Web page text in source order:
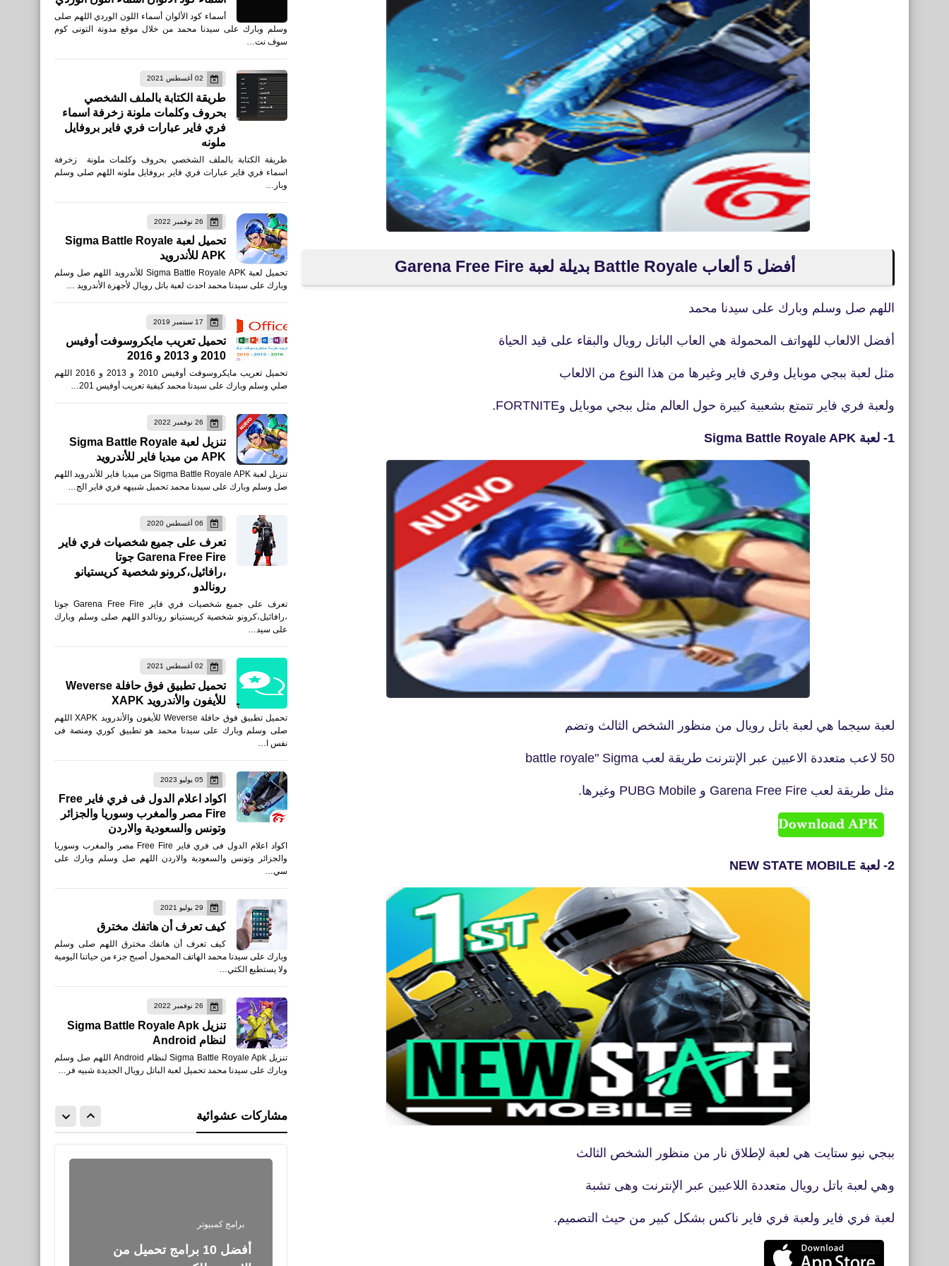
أفضل 5 ألعاب Battle Royale بديلة لعبة Garena Free Fire
اللهم صل وسلم وبارك على سيدنا محمد
أفضل الالعاب للهواتف المحمولة هي العاب الباتل رويال والبقاء على قيد الحياة
مثل لعبة ببجي موبايل وفري فاير وغيرها من هذا النوع من الالعاب
ولعبة فري فاير تتمتع بشعبية كبيرة حول العالم مثل ببجي موبايل وFORTNITE.
1- لعبة Sigma Battle Royale APK
لعبة سيجما هي لعبة باتل رويال من منظور الشخص الثالث وتضم
50 لاعب متعددة الاعبين عبر الإنترنت طريقة لعب battle royale" Sigma
مثل طريقة لعب Garena Free Fire و PUBG Mobile وغيرها.
2- لعبة NEW STATE MOBILE
ببجي نيو ستايت هي لعبة لإطلاق نار من منظور الشخص الثالث
وهي لعبة باتل رويال متعددة اللاعبين عبر الإنترنت وهى تشبة
لعبة فري فاير ولعبة فري فاير ناكس بشكل كبير من حيث التصميم.
أسماء كود الألوان أسماء اللون الوردي اللهم صلى
وسلم وبارك على سيدنا محمد من خلال موقع مدونة التونى كوم
سوف نت…
02 أغسطس 2021
طريقة الكتابة بالملف الشخصي
بحروف وكلمات ملونة زخرفة اسماء
فري فاير عبارات فري فاير بروفايل
ملونه
طريقة الكتابة بالملف الشخصي بحروف وكلمات ملونة زخرفة
اسماء فري فاير عبارات فري فاير بروفايل ملونه اللهم صلى وسلم
وبار…
26 نوفمبر 2022
تحميل لعبة Sigma Battle Royale
APK للأندرويد
تحميل لعبة Sigma Battle Royale APK للأندرويد اللهم صل وسلم
وبارك على سيدنا محمد احدث لعبة باتل رويال لأجهزة الأندرويد …
17 سبتمبر 2019
تحميل تعريب مايكروسوفت أوفيس
2010 و 2013 و 2016
تحميل تعريب مايكروسوفت أوفيس 2010 و 2013 و 2016 اللهم
صلي وسلم وبارك على سيدنا محمد كيفية تعريب أوفيس 201…
26 نوفمبر 2022
تنزيل لعبة Sigma Battle Royale
APK من ميديا فاير للأندرويد
تنزيل لعبة Sigma Battle Royale APK من ميديا فاير للأندرويد اللهم
صل وسلم وبارك على سيدنا محمد تحميل شبيهه فري فاير الج…
06 أغسطس 2020
تعرف على جميع شخصيات فري فاير
Garena Free Fire جوتا
،رافائيل،كرونو شخصية كريستيانو
رونالدو
تعرف على جميع شخصيات فري فاير Garena Free Fire جوتا
،رافائيل،كرونو شخصية كريستيانو رونالدو اللهم صلى وسلم وبارك
على سيد…
02 أغسطس 2021
تحميل تطبيق فوق حافلة Weverse
للأيفون والأندرويد XAPK
تحميل تطبيق فوق حافلة Weverse للأيفون والأندرويد XAPK اللهم
صلى وسلم وبارك على سيدنا محمد هو تطبيق كوري ومنصة فى
نفس ا…
05 يوليو 2023
اكواد اعلام الدول فى فري فاير Free
Fire مصر والمغرب وسوريا والجزائر
وتونس والسعودية والاردن
اكواد اعلام الدول فى فري فاير Free Fire مصر والمغرب وسوريا
والجزائر وتونس والسعودية والاردن اللهم صل وسلم وبارك على
سي…
29 يوليو 2021
كيف تعرف أن هاتفك مخترق
كيف تعرف أن هاتفك مخترق اللهم صلى وسلم
وبارك على سيدنا محمد الهاتف المحمول أصبح جزء من حياتنا اليومية
ولا يستطيع الكثي…
26 نوفمبر 2022
تنزيل Sigma Battle Royale Apk
لنظام Android
تنزيل Sigma Battle Royale Apk لنظام Android اللهم صل وسلم
وبارك على سيدنا محمد تحميل لعبة الباتل رويال الجديدة شبيه فر…
مشاركات عشوائية
العاب
تحميل Critical Strike CS
للأندرويد أحدث أصدار APK
أفضل 10 برامج تحميل من
الإنترنت للكمبيوتر
18 نوفمبر 2020
رابط الاستعلام عن منحه
العمالة غير المنتظمة من خلال
موقع وزارة القوى العاملة
اخبار
جوجل تحتفل بالذكرى 71 لميلاد
أحمد زكى Ahmed Zaki
fovtech
نطبيقات
تحميل تطبيق كلنا أمن بلاغات
التحرش وجرائم المعلومات
للأيفون والأندرويد APK
للأندرويد أحدث أصدار APK
برامج كمبيوتر
أفضل 10 برامج تحميل من